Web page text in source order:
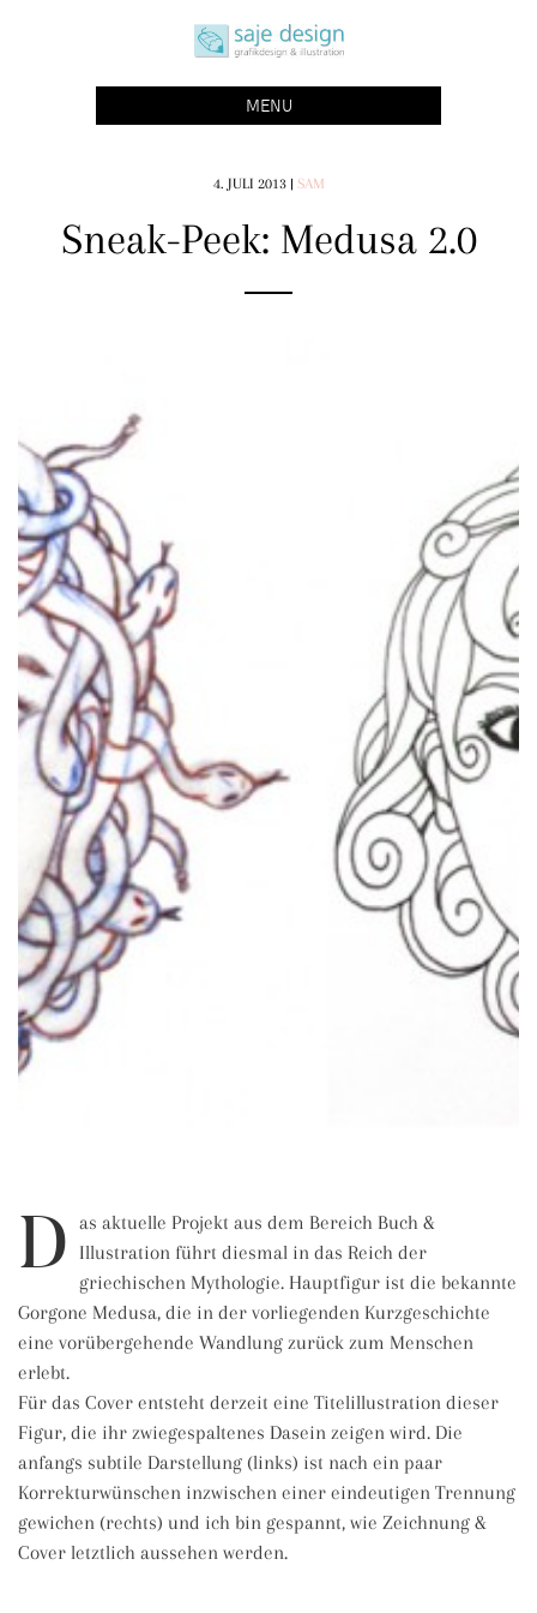
saje design bonn
grafikdesign | buchgestaltung | illustration
MENU
4. JULI 2013 | SAM
Sneak-Peek: Medusa 2.0
D as aktuelle Projekt aus dem Bereich Buch &
Illustration führt diesmal in das Reich der
griechischen Mythologie. Hauptfigur ist die bekannte
Gorgone Medusa, die in der vorliegenden Kurzgeschichte
eine vorübergehende Wandlung zurück zum Menschen
erlebt.
Für das Cover entsteht derzeit eine Titelillustration dieser
Figur, die ihr zwiegespaltenes Dasein zeigen wird. Die
anfangs subtile Darstellung (links) ist nach ein paar
Korrekturwünschen inzwischen einer eindeutigen Trennung
gewichen (rechts) und ich bin gespannt, wie Zeichnung &
Cover letztlich aussehen werden.